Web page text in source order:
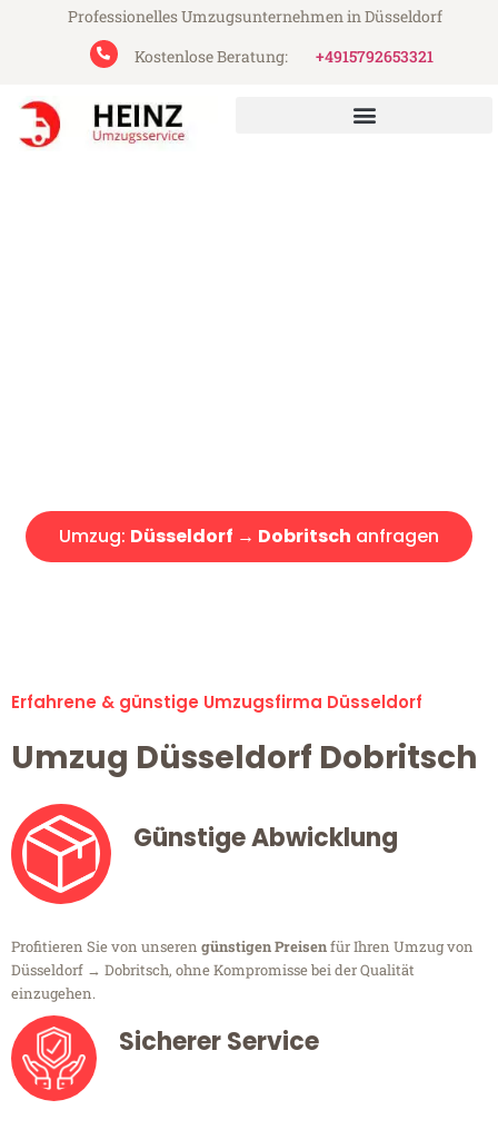
Professionelles Umzugsunternehmen in Düsseldorf
Kostenlose Beratung:
+4915792653321
Umzug: Düsseldorf → Dobritsch anfragen
Erfahrene & günstige Umzugsfirma Düsseldorf
Umzug Düsseldorf Dobritsch
Günstige Abwicklung
Profitieren Sie von unseren günstigen Preisenfür Ihren Umzug von
Düsseldorf → Dobritsch, ohne Kompromisse bei der Qualität
einzugehen.
Sicherer Service